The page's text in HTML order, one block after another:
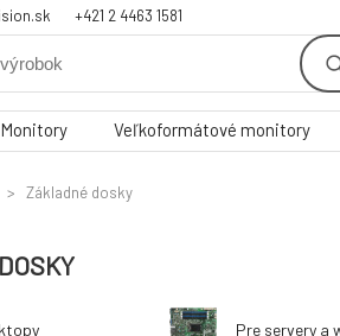
+421 2 4463 1581
Monitory Veľkoformátové monitory
Základné dosky
Pre servery a